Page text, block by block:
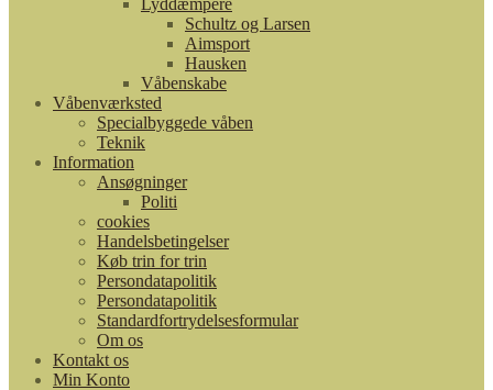
Lyddæmpere
Schultz og Larsen
Aimsport
Hausken
Våbenskabe
Våbenværksted
Specialbyggede våben
Teknik
Information
Ansøgninger
Politi
cookies
Handelsbetingelser
Køb trin for trin
Persondatapolitik
Persondatapolitik
Standardfortrydelsesformular
Om os
Kontakt os
Min Konto